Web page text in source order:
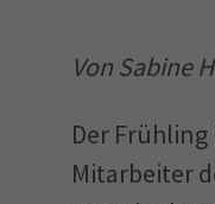
Von Sabine
Der
Mitarbeiter